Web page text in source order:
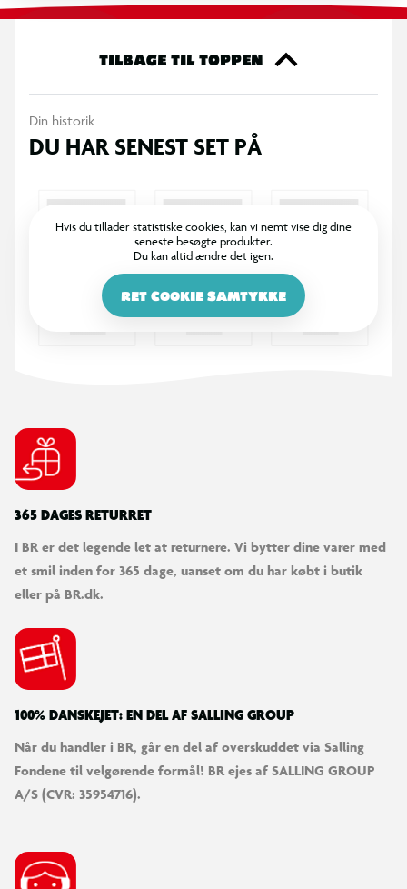
kan sættes fast på rygsække, nøgleringe og meget mere. Og
clipses sammen! Sammensæt dem til din helt egen LPS-kæde
Alder: 4+
garanteres
TILBAGE TIL TOPPEN
Din historik
DU HAR SENEST SET PÅ
Hvis du tillader statistiske cookies, kan vi nemt vise dig dine
seneste besøgte produkter.
Du kan altid ændre det igen.
RET COOKIE SAMTYKKE
365 DAGES RETURRET
I BR er det legende let at returnere. Vi bytter dine varer med
et smil inden for 365 dage, uanset om du har købt i butik
eller på BR.dk.
100% DANSKEJET: EN DEL AF SALLING GROUP
Når du handler i BR, går en del af overskuddet via Salling
Fondene til velgørende formål! BR ejes af SALLING GROUP
A/S (CVR: 35954716).